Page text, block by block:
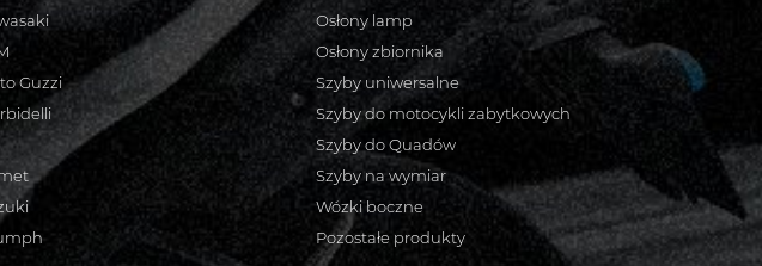
Guzzi
Osłony lamp
Osłony zbiornika
Szyby uniwersalne
Szyby do motocykli zabytkowych
Szyby do Quadów
Szyby na wymiar
Wózki boczne
Pozostałe produkty